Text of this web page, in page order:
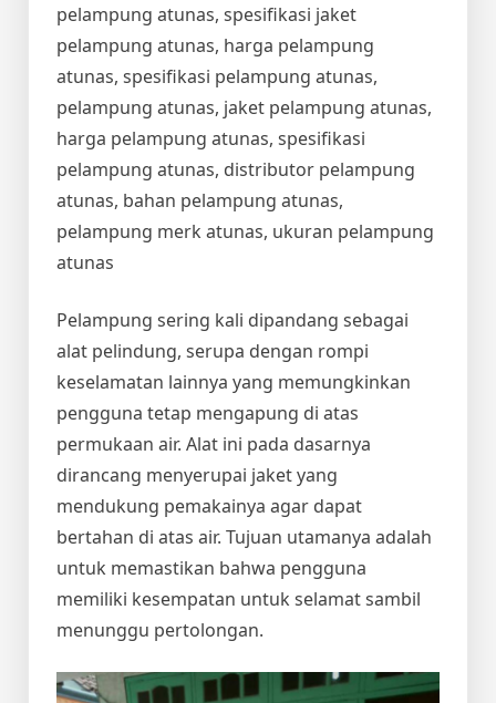
pelampung atunas, spesifikasi jaket
pelampung atunas, harga pelampung
atunas, spesifikasi pelampung atunas,
pelampung atunas, jaket pelampung atunas,
harga pelampung atunas, spesifikasi
pelampung atunas, distributor pelampung
atunas, bahan pelampung atunas,
pelampung merk atunas, ukuran pelampung
atunas
Pelampung sering kali dipandang sebagai
alat pelindung, serupa dengan rompi
keselamatan lainnya yang memungkinkan
pengguna tetap mengapung di atas
permukaan air. Alat ini pada dasarnya
dirancang menyerupai jaket yang
mendukung pemakainya agar dapat
bertahan di atas air. Tujuan utamanya adalah
untuk memastikan bahwa pengguna
memiliki kesempatan untuk selamat sambil
menunggu pertolongan.